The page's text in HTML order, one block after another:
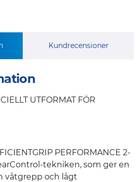
Kundrecensioner
UTFORMAT FÖR
PERFORMANCE 2-
tekniken, som ger en
våtgrepp och lågt